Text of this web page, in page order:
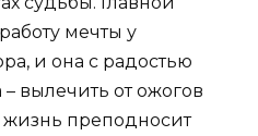
мечты у
и она с радостью
– вылечить от ожогов
жизнь преподносит